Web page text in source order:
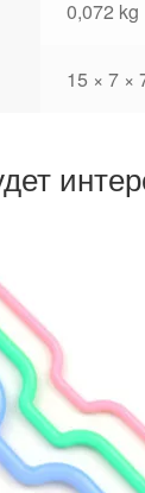
0,072 kg
15 × 7 ×